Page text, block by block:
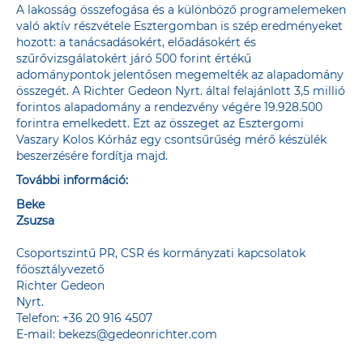
A lakosság összefogása és a különböző programelemeken
való aktív részvétele Esztergomban is szép eredményeket
hozott: a tanácsadásokért, előadásokért és
szűrővizsgálatokért járó 500 forint értékű
adománypontok jelentősen megemelték az alapadomány
összegét. A Richter Gedeon Nyrt. által felajánlott 3,5 millió
forintos alapadomány a rendezvény végére 19.928.500
forintra emelkedett. Ezt az összeget az Esztergomi
Vaszary Kolos Kórház egy csontsűrűség mérő készülék
beszerzésére fordítja majd.
További információ:
Beke
Zsuzsa
Csoportszintű PR, CSR és kormányzati kapcsolatok
főosztályvezető
Richter Gedeon
Nyrt.
Telefon: +36 20 916 4507
E-mail: bekezs@gedeonrichter.com